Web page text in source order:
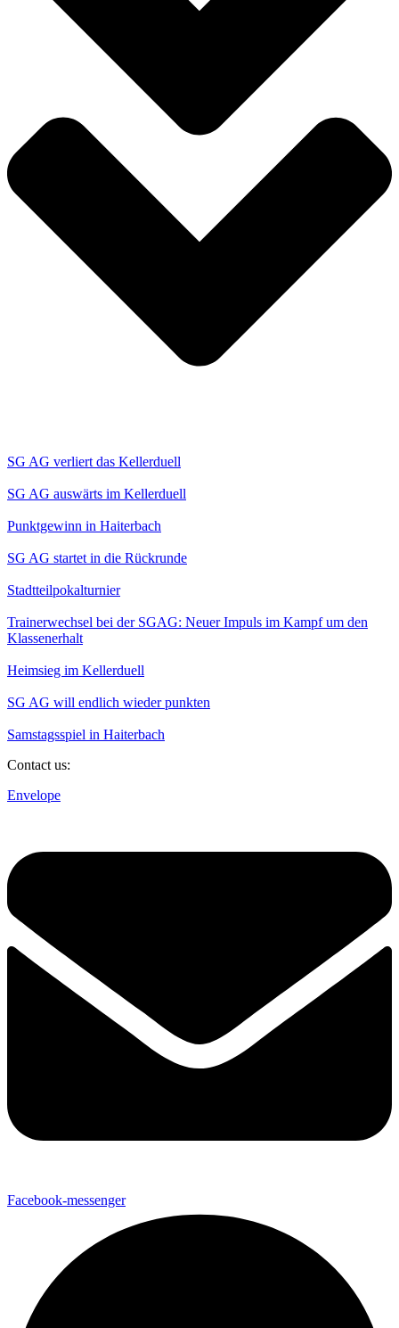
SG AG verliert das Kellerduell
SG AG auswärts im Kellerduell
Punktgewinn in Haiterbach
SG AG startet in die Rückrunde
Stadtteilpokalturnier
Trainerwechsel bei der SGAG: Neuer Impuls im Kampf um den
Klassenerhalt
Heimsieg im Kellerduell
SG AG will endlich wieder punkten
Samstagsspiel in Haiterbach
Contact us:
Envelope
Facebook-messenger